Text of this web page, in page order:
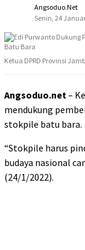
Angsoduo.net
Senin, 24
Ketua DPRD Provinsi
Angsoduo.net–
mendukung
stokpile batu bara.
“Stokpile harus
budaya nasional
(24/1/2022).